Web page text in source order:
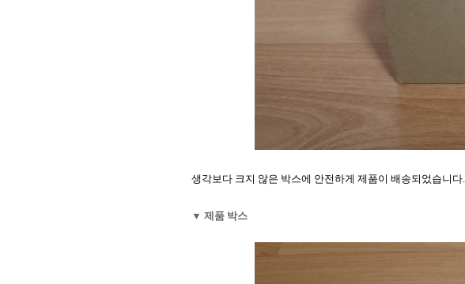
생각보다 크지 않은 박스에 안전하게 제품이 배송되었습니다.
▼ 제품 박스